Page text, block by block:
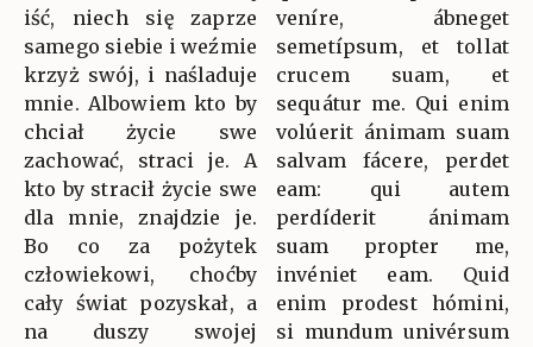
iść, niech się zaprze
samego siebie i weźmie
krzyż swój, i naśladuje
mnie. Albowiem kto by
chciał życie swe
zachować, straci je. A
kto by stracił życie swe
dla mnie, znajdzie je.
Bo co za pożytek
człowiekowi, choćby
cały świat pozyskał, a
na duszy swojej
veníre, ábneget
semetípsum, et tollat
crucem suam, et
sequátur me. Qui enim
volúerit ánimam suam
salvam fácere, perdet
eam: qui autem
perdíderit ánimam
suam propter me,
invéniet eam. Quid
enim prodest hómini,
si mundum univérsum